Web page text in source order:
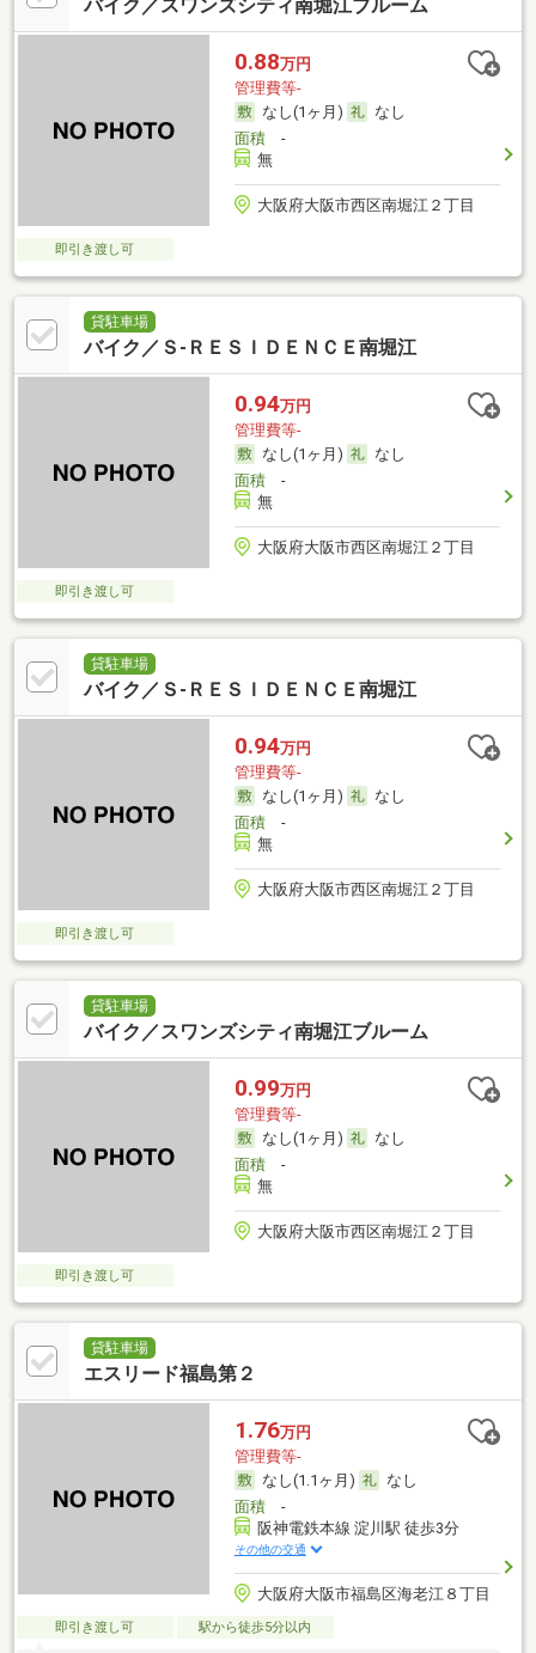
バイク／スワンズシティ南堀江ブルーム
0.88万円
管理費等-
なし(1ヶ月)
なし
面積-
無
大阪府大阪市西区南堀江２丁目
即引き渡し可
貸駐車場
バイク／Ｓ‐ＲＥＳＩＤＥＮＣＥ南堀江
0.94万円
管理費等-
なし(1ヶ月)
なし
面積-
無
大阪府大阪市西区南堀江２丁目
即引き渡し可
貸駐車場
バイク／Ｓ‐ＲＥＳＩＤＥＮＣＥ南堀江
0.94万円
管理費等-
なし(1ヶ月)
なし
面積-
無
大阪府大阪市西区南堀江２丁目
即引き渡し可
貸駐車場
バイク／スワンズシティ南堀江ブルーム
0.99万円
管理費等-
なし(1ヶ月)
なし
面積-
無
大阪府大阪市西区南堀江２丁目
即引き渡し可
貸駐車場
エスリード福島第２
1.76万円
管理費等-
なし(1.1ヶ月)
なし
面積-
阪神電鉄本線 淀川駅 徒歩3分
その他の交通
大阪府大阪市福島区海老江８丁目
即引き渡し可 駅から徒歩5分以内